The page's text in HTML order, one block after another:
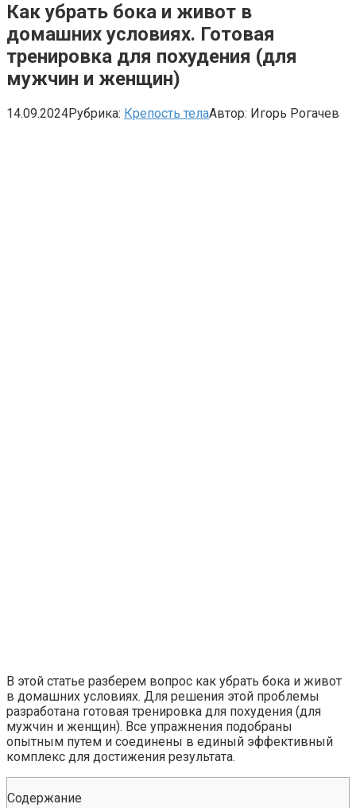
Как убрать бока и живот в
домашних условиях. Готовая
тренировка для похудения (для
мужчин и женщин)
14.09.2024Рубрика: Крепость телаАвтор: Игорь Рогачев
В этой статье разберем вопрос как убрать бока и живот
в домашних условиях. Для решения этой проблемы
разработана готовая тренировка для похудения (для
мужчин и женщин). Все упражнения подобраны
опытным путем и соединены в единый эффективный
комплекс для достижения результата.
Содержание
Скрытая камера на пляже Крыма: Что люди вытворяют,
Какие товары пропадут из магазинов с 1 августа 2026